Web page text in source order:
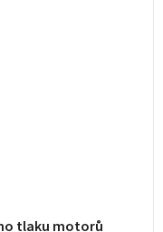
tlaku motorů